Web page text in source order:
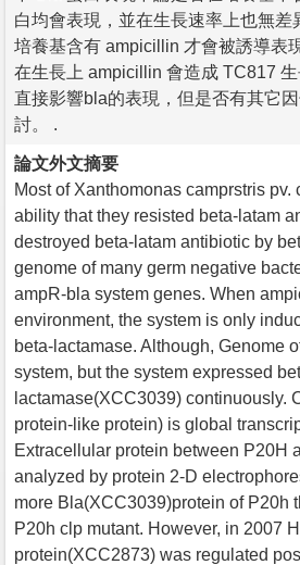
白均會表現，並在生長速率上也無差
培養基含有 ampicillin 才會被誘導表
在生長上 ampicillin 會造成 TC817
直接影響bla的表現，但是否有其它
討。 .
論文外文摘要
Most of Xanthomonas camprstris
ability that they resisted beta-latam
destroyed beta-latam antibiotic by
genome of many germ negative
ampR-bla system genes. When
environment, the system is only
beta-lactamase. Although, Genome
system, but the system expressed
lactamase(XCC3039) continuously.
protein-like protein) is global
Extracellular protein between P20H
analyzed by protein 2-D
more Bla(XCC3039)protein of P20h
P20h clp mutant. However, in 2007
protein(XCC2873) was regulated